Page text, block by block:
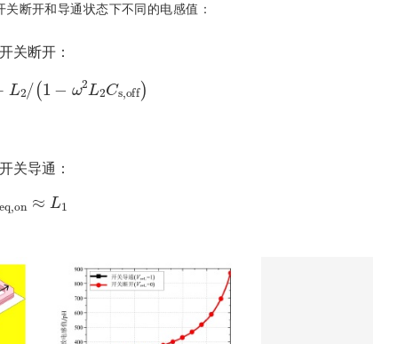
断开和导通状态下不同的电感值：
关断开：
L /1- 2C s,o
关导通：
n≈ L1